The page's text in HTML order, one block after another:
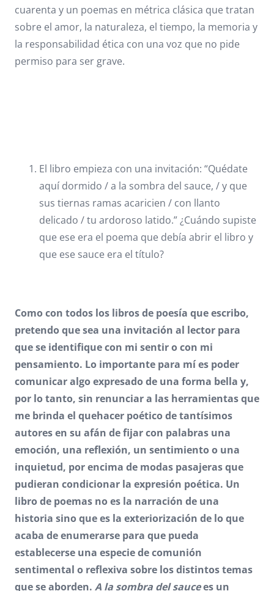
cuarenta y un poemas en métrica clásica que tratan
sobre el amor, la naturaleza, el tiempo, la memoria y
la responsabilidad ética con una voz que no pide
permiso para ser grave.
El libro empieza con una invitación: “Quédate
aquí dormido / a la sombra del sauce, / y que
sus tiernas ramas acaricien / con llanto
delicado / tu ardoroso latido.” ¿Cuándo supiste
que ese era el poema que debía abrir el libro y
que ese sauce era el título?
Como con todos los libros de poesía que escribo,
pretendo que sea una invitación al lector para
que se identifique con mi sentir o con mi
pensamiento. Lo importante para mí es poder
comunicar algo expresado de una forma bella y,
por lo tanto, sin renunciar a las herramientas que
me brinda el quehacer poético de tantísimos
autores en su afán de fijar con palabras una
emoción, una reflexión, un sentimiento o una
inquietud, por encima de modas pasajeras que
pudieran condicionar la expresión poética. Un
libro de poemas no es la narración de una
historia sino que es la exteriorización de lo que
acaba de enumerarse para que pueda
establecerse una especie de comunión
sentimental o reflexiva sobre los distintos temas
que se aborden. A la sombra del saucees un